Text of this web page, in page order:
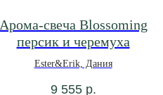
Арома-свеча Blossoming
персик и черемуха
Ester&Erik, Дания
9 555 р.